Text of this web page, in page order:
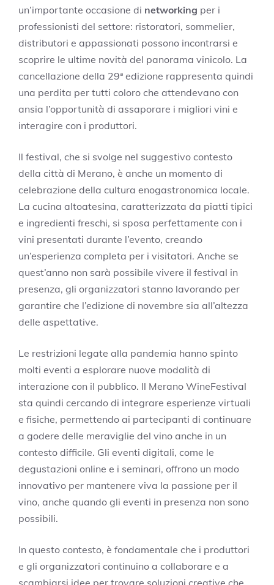
un’importante occasione di networking per i
professionisti del settore: ristoratori, sommelier,
distributori e appassionati possono incontrarsi e
scoprire le ultime novità del panorama vinicolo. La
cancellazione della 29ª edizione rappresenta quindi
una perdita per tutti coloro che attendevano con
ansia l’opportunità di assaporare i migliori vini e
interagire con i produttori.
Il festival, che si svolge nel suggestivo contesto
della città di Merano, è anche un momento di
celebrazione della cultura enogastronomica locale.
La cucina altoatesina, caratterizzata da piatti tipici
e ingredienti freschi, si sposa perfettamente con i
vini presentati durante l’evento, creando
un’esperienza completa per i visitatori. Anche se
quest’anno non sarà possibile vivere il festival in
presenza, gli organizzatori stanno lavorando per
garantire che l’edizione di novembre sia all’altezza
delle aspettative.
Le restrizioni legate alla pandemia hanno spinto
molti eventi a esplorare nuove modalità di
interazione con il pubblico. Il Merano WineFestival
sta quindi cercando di integrare esperienze virtuali
e fisiche, permettendo ai partecipanti di continuare
a godere delle meraviglie del vino anche in un
contesto difficile. Gli eventi digitali, come le
degustazioni online e i seminari, offrono un modo
innovativo per mantenere viva la passione per il
vino, anche quando gli eventi in presenza non sono
possibili.
In questo contesto, è fondamentale che i produttori
e gli organizzatori continuino a collaborare e a
scambiarsi idee per trovare soluzioni creative che